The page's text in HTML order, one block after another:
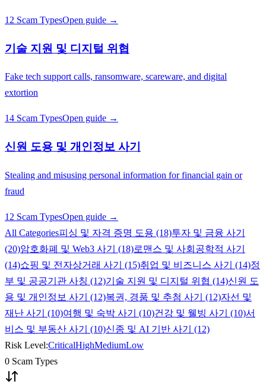
12 Scam TypesOpen guide →
기술 지원 및 디지털 위협
Fake tech support calls, ransomware, scareware, and digital
extortion
14 Scam TypesOpen guide →
신원 도용 및 개인정보 사기
Stealing and misusing personal information for financial gain or
fraud
12 Scam TypesOpen guide →
All Categories피싱 및 자격 증명 도용 (18)투자 및 금융 사기
(20)암호화폐 및 Web3 사기 (18)로맨스 및 사회공학적 사기
(14)쇼핑 및 전자상거래 사기 (15)취업 및 비즈니스 사기 (14)정
부 및 공공기관 사칭 (12)기술 지원 및 디지털 위협 (14)신원 도
용 및 개인정보 사기 (12)복권, 경품 및 추첨 사기 (12)자선 및
재난 사기 (10)여행 및 숙박 사기 (10)건강 및 웰빙 사기 (10)서
비스 및 부동산 사기 (10)신종 및 AI 기반 사기 (12)
Risk Level:CriticalHighMediumLow
0 Scam Types